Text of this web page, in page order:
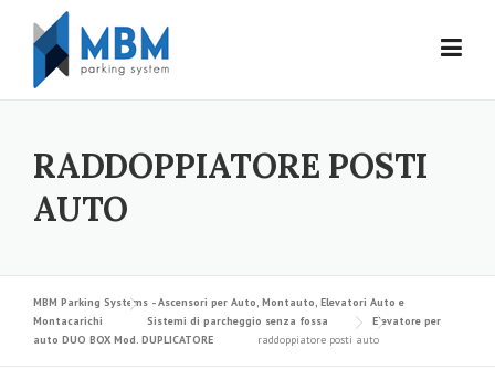
Skip to content
RADDOPPIATORE POSTI
AUTO
MBM Parking Systems - Ascensori per Auto, Montauto, Elevatori Auto e
Montacarichi
Sistemi di parcheggio senza fossa
Elevatore per
auto DUO BOX Mod. DUPLICATORE
raddoppiatore posti auto